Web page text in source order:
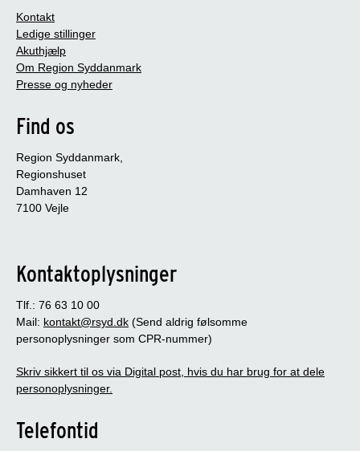
Kontakt
Ledige stillinger
Akuthjælp
Om Region Syddanmark
Presse og nyheder
Find os
Region Syddanmark,
Regionshuset
Damhaven 12
7100 Vejle
Kontaktoplysninger
Tlf.: 76 63 10 00
Mail: kontakt@rsyd.dk (Send aldrig følsomme
personoplysninger som CPR-nummer)
Skriv sikkert til os via Digital post, hvis du har brug for at dele
personoplysninger.
Telefontid